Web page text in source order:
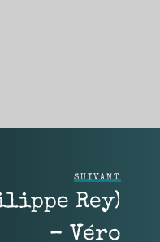
SUIVANT
Rey)
– Véro